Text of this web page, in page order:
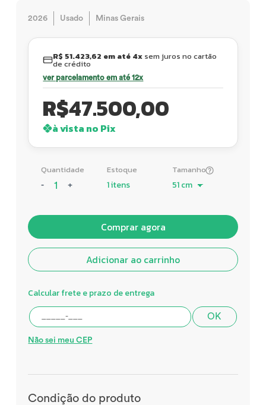
2026 Usado Minas Gerais
R$ 51.423,62 em até 4x sem juros no cartão
de crédito
ver parcelamento em até 12x
R$47.500,00
à vista no Pix
Quantidade
- +
Estoque
1 itens
Tamanho
Comprar agora
Adicionar ao carrinho
Calcular frete e prazo de entrega
OK
Não sei meu CEP
Condição do produto